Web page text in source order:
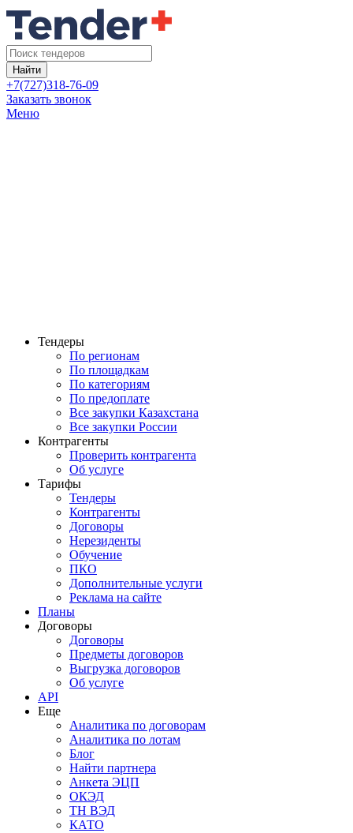
Найти
+7(727)318-76-09
Заказать звонок
Меню
Тендеры
По регионам
По площадкам
По категориям
По предоплате
Все закупки Казахстана
Все закупки России
Контрагенты
Проверить контрагента
Об услуге
Тарифы
Тендеры
Контрагенты
Договоры
Нерезиденты
Обучение
ПКО
Дополнительные услуги
Реклама на сайте
Планы
Договоры
Договоры
Предметы договоров
Выгрузка договоров
Об услуге
API
Еще
Аналитика по договорам
Аналитика по лотам
Блог
Найти партнера
Анкета ЭЦП
ОКЭД
ТН ВЭД
КАТО